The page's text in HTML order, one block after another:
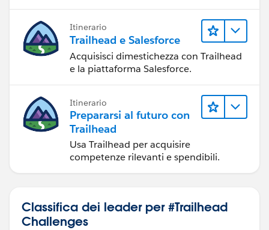
Itinerario
Trailhead e Salesforce
Acquisisci dimestichezza con Trailhead
e la piattaforma Salesforce.
Itinerario
Prepararsi al futuro con
Trailhead
Usa Trailhead per acquisire
competenze rilevanti e spendibili.
Classifica dei leader per #Trailhead
Challenges